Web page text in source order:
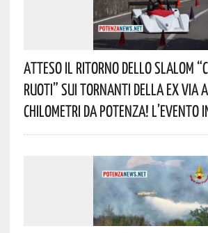
Atteso Il Ritorno Dello Slalom
Ruoti” Sui Tornanti Della Ex Via
Chilometri Da Potenza! L’evento